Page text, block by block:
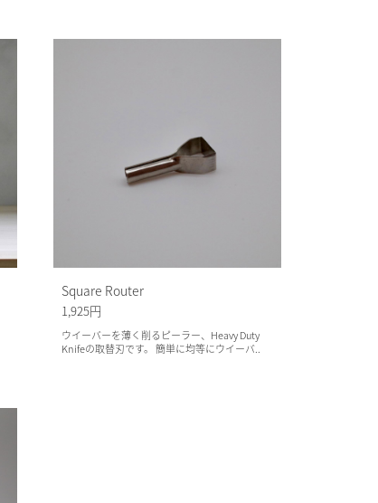
Square Router
1,925円
ウイーバーを薄く削るピーラー、Heavy Duty
Knifeの取替刃です。 簡単に均等にウイーバ..